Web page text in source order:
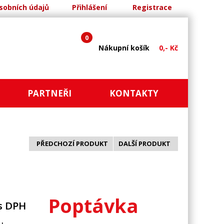
údajů Přihlášení Registrace
Nákupní košík 0,- Kč
0
PARTNEŘI KONTAKTY
DALŠÍ PRODUKT
PŘEDCHOZÍ PRODUKT
DPH Poptávka